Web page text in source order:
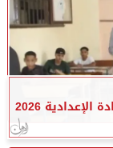
2026